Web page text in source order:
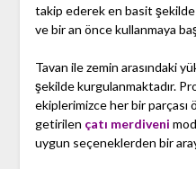
takip ederek en basit
ve bir an önce kullanmaya
Tavan ile zemin arasındaki
şekilde kurgulanmaktadır.
ekiplerimizce her bir parçası
getirilen çatı merdiveni
uygun seçeneklerden bir